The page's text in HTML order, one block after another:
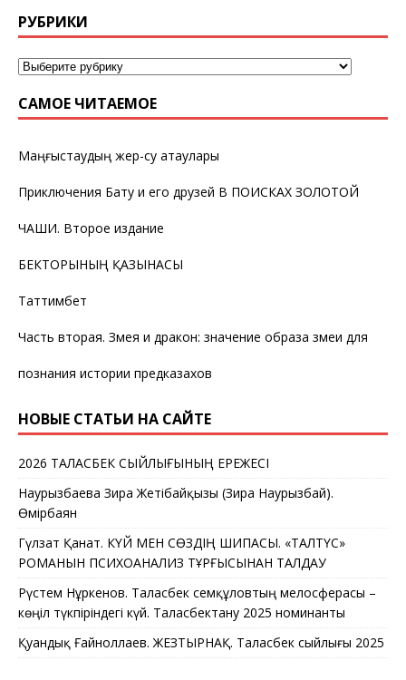
РУБРИКИ
САМОЕ ЧИТАЕМОЕ
Маңғыстаудың жер-су атаулары
Приключения Бату и его друзей В ПОИСКАХ ЗОЛОТОЙ
ЧАШИ. Второе издание
БЕКТОРЫНЫҢ ҚАЗЫНАСЫ
Таттимбет
Часть вторая. Змея и дракон: значение образа змеи для
познания истории предказахов
НОВЫЕ СТАТЬИ НА САЙТЕ
2026 ТАЛАСБЕК СЫЙЛЫҒЫНЫҢ ЕРЕЖЕСІ
Наурызбаева Зира Жетібайқызы (Зира Наурызбай).
Өмірбаян
Гүлзат Қанат. КҮЙ МЕН СӨЗДІҢ ШИПАСЫ. «ТАЛТҮС»
РОМАНЫН ПСИХОАНАЛИЗ ТҰРҒЫСЫНАН ТАЛДАУ
Рүстем Нұркенов. Таласбек Әсемқұловтың мелосферасы –
көңіл түкпіріндегі күй. Таласбектану 2025 номинанты
Қуандық Ғайноллаев. ЖЕЗТЫРНАҚ. Таласбек сыйлығы 2025